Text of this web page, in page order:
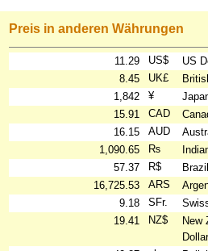
Preis in anderen Währungen
11.29 US$
US
8.45
UK£
1,842
¥
15.91
CAD
16.15
AUD
1,090.65
₨
57.37
R$
16,725.53
ARS
9.18
SFr.
19.41
NZ$
New